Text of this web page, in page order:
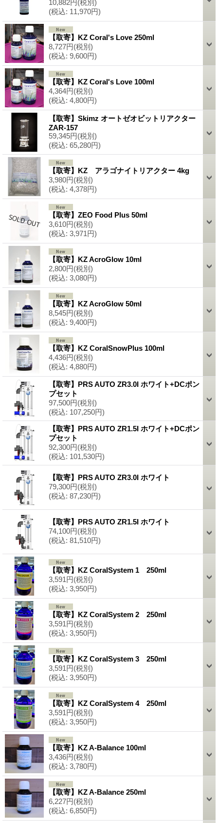
10,882円(税別)
(税込: 11,970円)
【取寄】KZ Coral's Love 250ml
8,727円(税別)
(税込: 9,600円)
【取寄】KZ Coral's Love 100ml
4,364円(税別)
(税込: 4,800円)
【取寄】Skimz オートゼオビットリアクター
ZAR-157
59,345円(税別)
(税込: 65,280円)
【取寄】KZ アラゴナイトリアクター 4kg
3,980円(税別)
(税込: 4,378円)
【取寄】ZEO Food Plus 50ml
3,610円(税別)
(税込: 3,971円)
【取寄】KZ AcroGlow 10ml
2,800円(税別)
(税込: 3,080円)
【取寄】KZ AcroGlow 50ml
8,545円(税別)
(税込: 9,400円)
【取寄】KZ CoralSnowPlus 100ml
4,436円(税別)
(税込: 4,880円)
【取寄】PRS AUTO ZR3.0I ホワイト+DCポン
プセット
97,500円(税別)
(税込: 107,250円)
【取寄】PRS AUTO ZR1.5I ホワイト+DCポン
プセット
92,300円(税別)
(税込: 101,530円)
【取寄】PRS AUTO ZR3.0I ホワイト
79,300円(税別)
(税込: 87,230円)
【取寄】PRS AUTO ZR1.5I ホワイト
74,100円(税別)
(税込: 81,510円)
【取寄】KZ CoralSystem 1 250ml
3,591円(税別)
(税込: 3,950円)
【取寄】KZ CoralSystem 2 250ml
3,591円(税別)
(税込: 3,950円)
【取寄】KZ CoralSystem 3 250ml
3,591円(税別)
(税込: 3,950円)
【取寄】KZ CoralSystem 4 250ml
3,591円(税別)
(税込: 3,950円)
【取寄】KZ A-Balance 100ml
3,436円(税別)
(税込: 3,780円)
【取寄】KZ A-Balance 250ml
6,227円(税別)
(税込: 6,850円)